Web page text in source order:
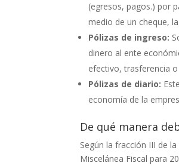
(egresos, pagos.) por
medio de un cheque, la
Pólizas de ingreso:
dinero al ente
efectivo, trasferencia o
Pólizas de diario:
economía de la
De qué manera
Según la fracción III de
Miscelánea Fiscal para